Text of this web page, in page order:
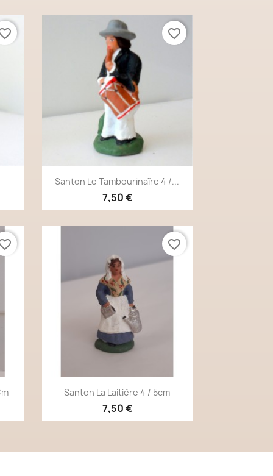
Aperçu rapide
Santon Le Tambourinaïre 4 /...
7,50 €
favorite_border
Aperçu rapide
Santon La Laitière 4 / 5cm
7,50 €
favorite_border